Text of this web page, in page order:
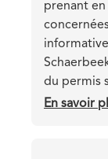
prenant
du permis
En savoir